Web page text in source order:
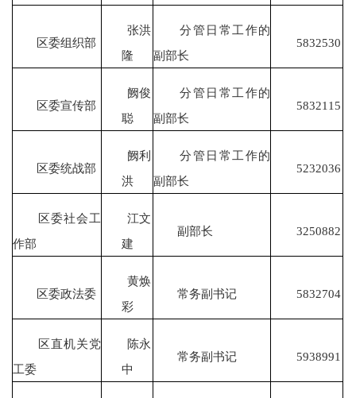
区委组织部
张洪
隆
分管日常工作的
副部长
5832530
区委宣传部
阙俊
聪
分管日常工作的
副部长
5832115
区委统战部
阙利
洪
分管日常工作的
副部长
5232036
区委社会工
作部
江文
建
副部长 3250882
区委政法委
黄焕
彩
常务副书记 5832704
区直机关党
工委
陈永
中
常务副书记 5938991